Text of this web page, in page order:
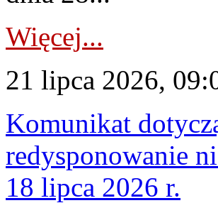
Więcej...
21 lipca 2026,
Komunikat
redysponowanie
18 lipca 2026 r.